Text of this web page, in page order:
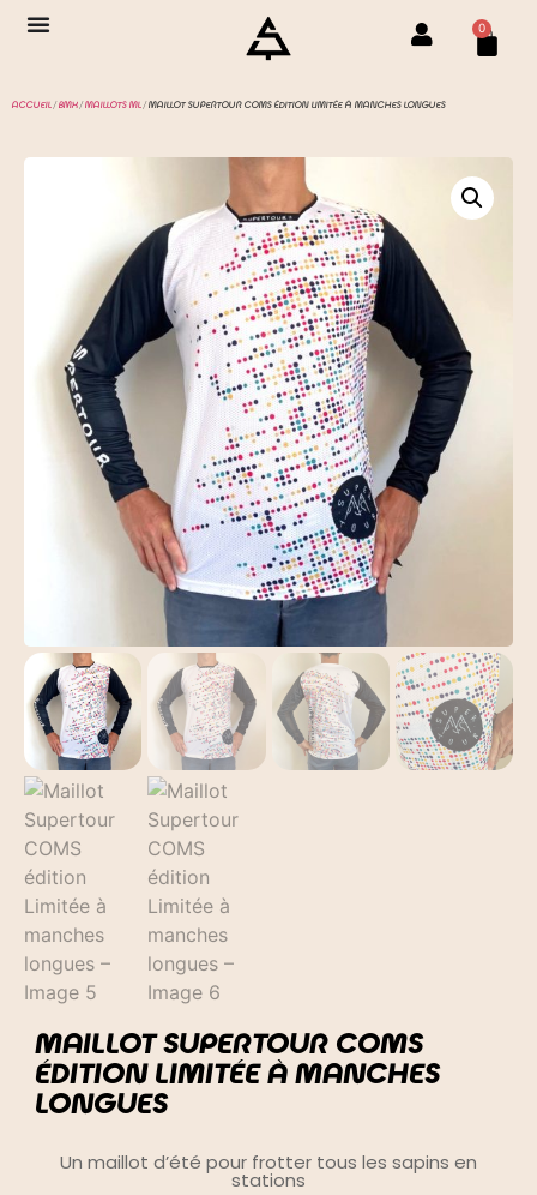
0
ACCUEIL/BMX/MAILLOTS ML/ MAILLOT SUPERTOUR COMS ÉDITION LIMITÉE À MANCHES LONGUES
MAILLOT SUPERTOUR COMS
ÉDITION LIMITÉE À MANCHES
LONGUES
Un maillot d’été pour frotter tous les sapins en
stations